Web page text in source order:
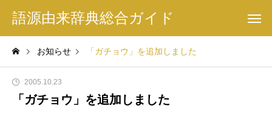
語源由来辞典総合ガイド
お知らせ 「ガチョウ」を追加しました
2005.10.23
「ガチョウ」を追加しました